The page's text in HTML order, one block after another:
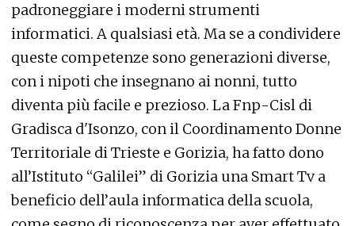
padroneggiare i moderni strumenti
informatici. A qualsiasi età. Ma se a condividere
queste competenze sono generazioni diverse,
con i nipoti che insegnano ai nonni, tutto
diventa più facile e prezioso. La Fnp-Cisl di
Gradisca d'Isonzo, con il Coordinamento Donne
Territoriale di Trieste e Gorizia, ha fatto dono
all’Istituto “Galilei” di Gorizia una Smart Tv a
beneficio dell’aula informatica della scuola,